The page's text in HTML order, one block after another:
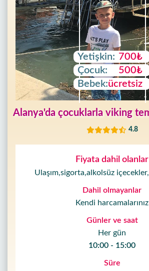
Yetişkin: 700₺
Çocuk:
500₺
Bebek:ücretsiz
Alanya'da çocuklarla viking
4.8
Fiyata dahil olanlar
Ulaşım,sigorta,alkolsüz
Dahil olmayanlar
Kendi harcamalarınız
Günler ve saat
Her gün
10:00 - 15:00
Süre